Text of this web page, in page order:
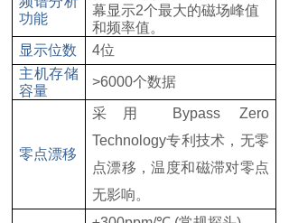
功能
幕显示2个最大的磁场峰值
和频率值。
显示位数
4位
主机存储
容量
>6000个数据
零点漂移
采用
Bypass Zero
Technology专利技术，无零
点漂移，温度和磁滞对零点
无影响。